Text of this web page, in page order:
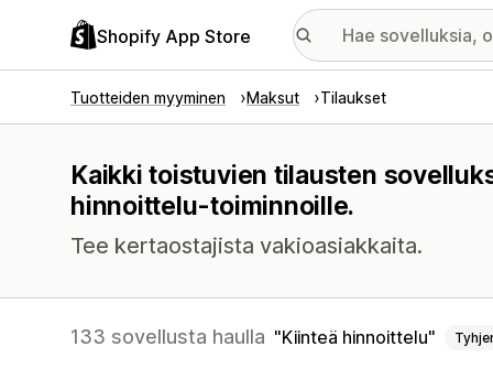
Shopify App Store
Tuotteiden myyminen Maksut Tilaukset
Kaikki toistuvien tilausten
hinnoittelu-toiminnoille.
Tee kertaostajista vakioasiakkaita.
133 sovellusta haulla Kiinteä hinnoittelu